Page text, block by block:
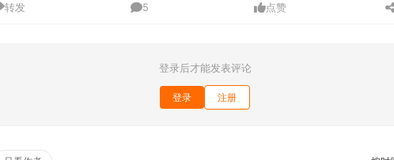
转发 5 点赞
登录后才能发表评论
登录 注册